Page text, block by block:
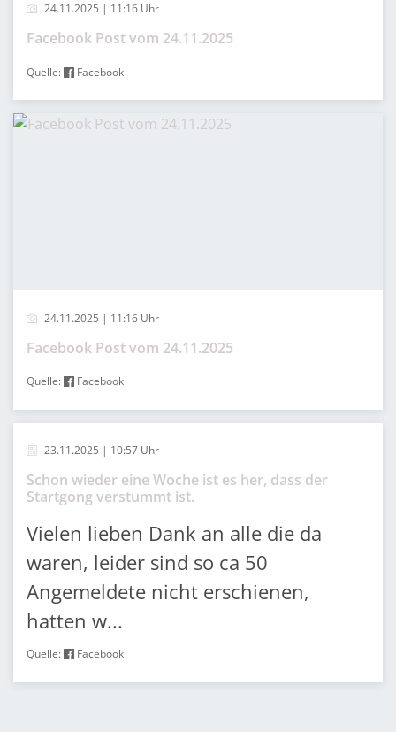
24.11.2025 | 11:16 Uhr
Facebook Post vom 24.11.2025
Quelle: Facebook
24.11.2025 | 11:16 Uhr
Facebook Post vom 24.11.2025
Quelle: Facebook
23.11.2025 | 10:57 Uhr
Schon wieder eine Woche ist es her, dass der
Startgong verstummt ist.
Vielen lieben Dank an alle die da
waren, leider sind so ca 50
Angemeldete nicht erschienen,
hatten w...
Quelle: Facebook